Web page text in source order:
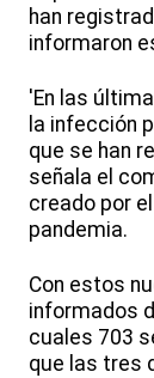
han
informaron
'En las
la infección
que se han
señala el
creado por
pandemia.
Con estos
informados
cuales 703
que las tres